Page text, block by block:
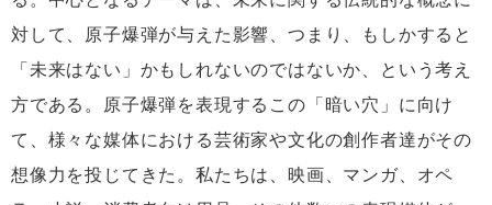
対して、原子爆弾が与えた影響、つまり、もしかすると
「未来はない」かもしれないのではないか、という考え
方である。原子爆弾を表現するこの「暗い穴」に向け
て、様々な媒体における芸術家や文化の創作者達がその
想像力を投じてきた。私たちは、映画、マンガ、オペ